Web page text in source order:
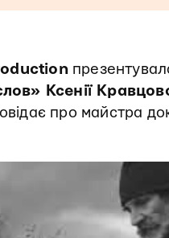
Ксенії
про майстра